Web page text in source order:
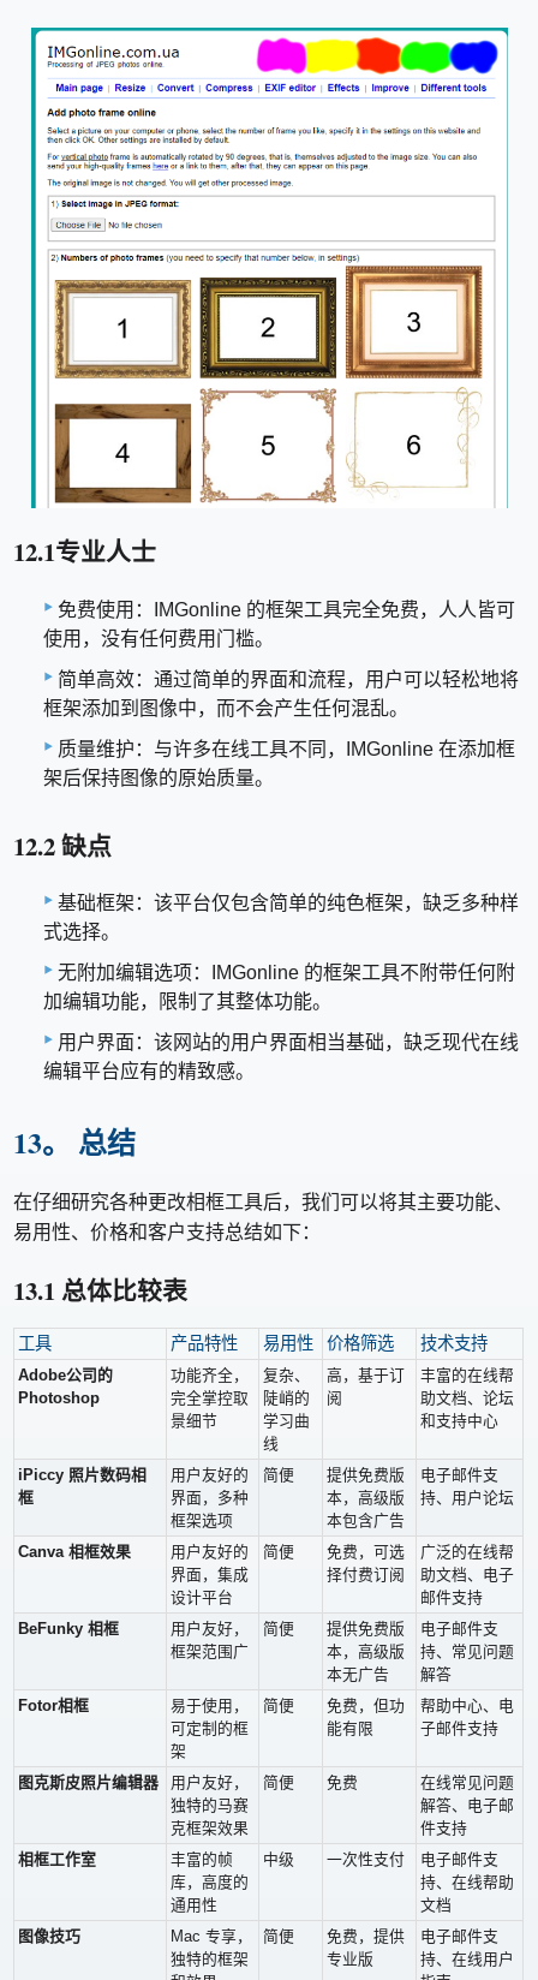
12.1专业人士
免费使用：IMGonline 的框架工具完全免费，人人皆可
使用，没有任何费用门槛。
简单高效：通过简单的界面和流程，用户可以轻松地将
框架添加到图像中，而不会产生任何混乱。
质量维护：与许多在线工具不同，IMGonline 在添加框
架后保持图像的原始质量。
12.2 缺点
基础框架：该平台仅包含简单的纯色框架，缺乏多种样
式选择。
无附加编辑选项：IMGonline 的框架工具不附带任何附
加编辑功能，限制了其整体功能。
用户界面：该网站的用户界面相当基础，缺乏现代在线
编辑平台应有的精致感。
13。 总结
在仔细研究各种更改相框工具后，我们可以将其主要功能、
易用性、价格和客户支持总结如下：
13.1 总体比较表
工具 产品特性 易用性 价格筛选 技术支持
Adobe公司的
Photoshop
功能齐全，
完全掌控取
景细节
复杂、
陡峭的
学习曲
线
高，基于订
阅
丰富的在线帮
助文​​档、论坛
和支持中心
iPiccy 照片数码相
框
用户友好的
界面，多种
框架选项
简便
提供免费版
本，高级版
本包含广告
电子邮件支
持、用户论坛
Canva 相框效果
用户友好的
界面，集成
设计平台
简便
免费，可选
择付费订阅
广泛的在线帮
助文​​档、电子
邮件支持
BeFunky 相框
用户友好，
框架范围广
简便
提供免费版
本，高级版
本无广告
电子邮件支
持、常见问题
解答
Fotor相框
易于使用，
可定制的框
架
简便
免费，但功
能有限
帮助中心、电
子邮件支持
图克斯皮照片编辑器
用户友好，
独特的马赛
克框架效果
简便 免费
在线常见问题
解答、电子邮
件支持
相框工作室
丰富的帧
库，高度的
通用性
中级 一次性支付
电子邮件支
持、在线帮助
文​​档
图像技巧
Mac 专享，
独特的框架
简便
免费，提供
专业版
电子邮件支
持、在线用户